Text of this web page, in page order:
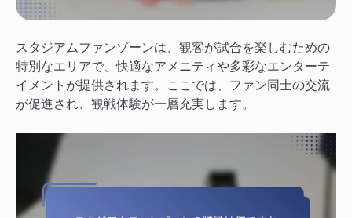
スタジアムファンゾーンは、観客が試合を楽しむための
特別なエリアで、快適なアメニティや多彩なエンターテ
イメントが提供されます。ここでは、ファン同士の交流
が促進され、観戦体験が一層充実します。